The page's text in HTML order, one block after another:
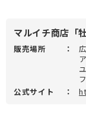
マルイチ商店「
販売場所 ：
公式サイト
：